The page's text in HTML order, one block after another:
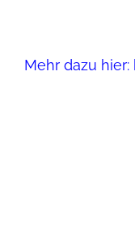
Mehr dazu